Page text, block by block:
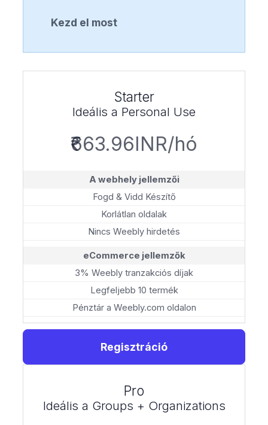
Kezd el most
Starter
Ideális a Personal Use
₹663.96INR/hó
A webhely jellemzői
Fogd & Vidd Készítő
Korlátlan oldalak
Nincs Weebly hirdetés
eCommerce jellemzők
3% Weebly tranzakciós díjak
Legfeljebb 10 termék
Pénztár a Weebly.com oldalon
Regisztráció
Pro
Ideális a Groups + Organizations